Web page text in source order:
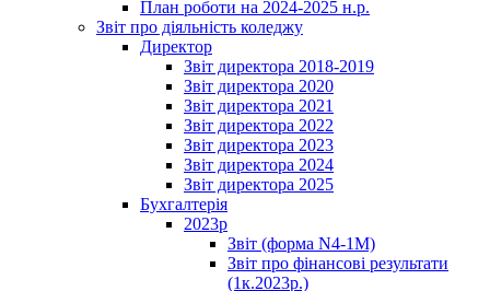
План роботи на 2024-2025 н.р.
Звіт про діяльність коледжу
Директор
Звіт директора 2018-2019
Звіт директора 2020
Звіт директора 2021
Звіт директора 2022
Звіт директора 2023
Звіт директора 2024
Звіт директора 2025
Бухгалтерія
2023р
Звіт (форма N4-1M)
Звіт про фінансові результати
(1к.2023р.)